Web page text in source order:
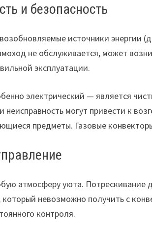
и безопасность
источники энергии
не обслуживается, может
эксплуатации.
электрический — является
неисправность могут привести к
предметы. Газовые
атмосферу уюта. Потрескивание
невозможно получить с
контроля.